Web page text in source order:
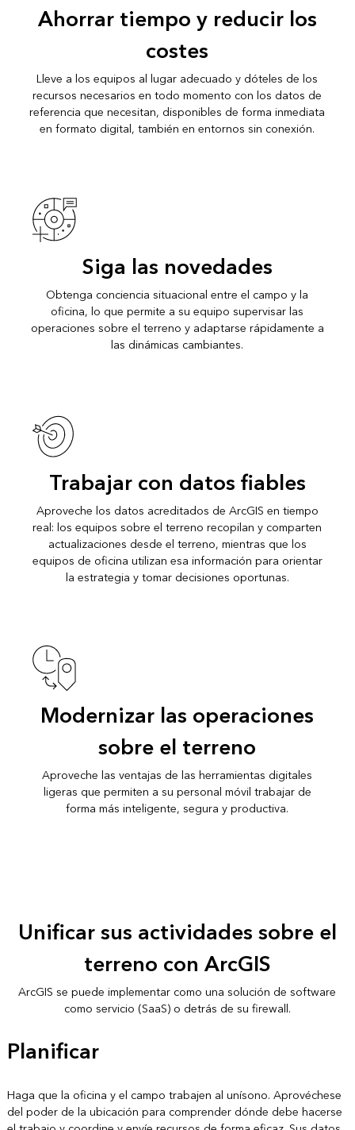
Ahorrar tiempo y reducir los
costes
Lleve a los equipos al lugar adecuado y dóteles de los
recursos necesarios en todo momento con los datos de
referencia que necesitan, disponibles de forma inmediata
en formato digital, también en entornos sin conexión.
Siga las novedades
Obtenga conciencia situacional entre el campo y la
oficina, lo que permite a su equipo supervisar las
operaciones sobre el terreno y adaptarse rápidamente a
las dinámicas cambiantes.
Trabajar con datos fiables
Aproveche los datos acreditados de ArcGIS en tiempo
real: los equipos sobre el terreno recopilan y comparten
actualizaciones desde el terreno, mientras que los
equipos de oficina utilizan esa información para orientar
la estrategia y tomar decisiones oportunas.
Modernizar las operaciones
sobre el terreno
Aproveche las ventajas de las herramientas digitales
ligeras que permiten a su personal móvil trabajar de
forma más inteligente, segura y productiva.
Unificar sus actividades sobre el
terreno con ArcGIS
ArcGIS se puede implementar como una solución de software
como servicio (SaaS) o detrás de su firewall.
Planificar
Haga que la oficina y el campo trabajen al unísono. Aprovéchese
del poder de la ubicación para comprender dónde debe hacerse